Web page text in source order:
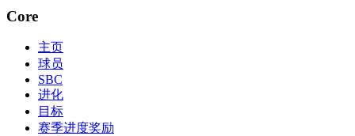
Core
主页
球员
SBC
进化
目标
赛季进度奖励